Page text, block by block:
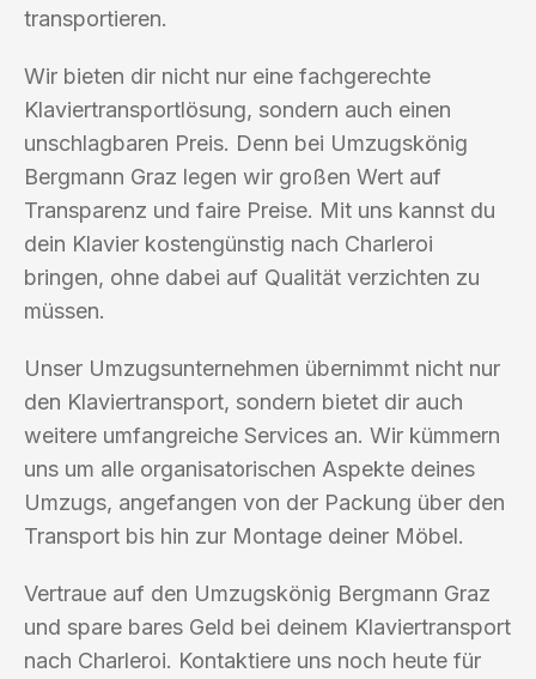
transportieren.
Wir bieten dir nicht nur eine fachgerechte
Klaviertransportlösung, sondern auch einen
unschlagbaren Preis. Denn bei Umzugskönig
Bergmann Graz legen wir großen Wert auf
Transparenz und faire Preise. Mit uns kannst du
dein Klavier kostengünstig nach Charleroi
bringen, ohne dabei auf Qualität verzichten zu
müssen.
Unser Umzugsunternehmen übernimmt nicht nur
den Klaviertransport, sondern bietet dir auch
weitere umfangreiche Services an. Wir kümmern
uns um alle organisatorischen Aspekte deines
Umzugs, angefangen von der Packung über den
Transport bis hin zur Montage deiner Möbel.
Vertraue auf den Umzugskönig Bergmann Graz
und spare bares Geld bei deinem Klaviertransport
nach Charleroi. Kontaktiere uns noch heute für